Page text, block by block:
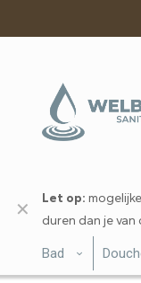
Let op:
duren dan je van
✕
Bad